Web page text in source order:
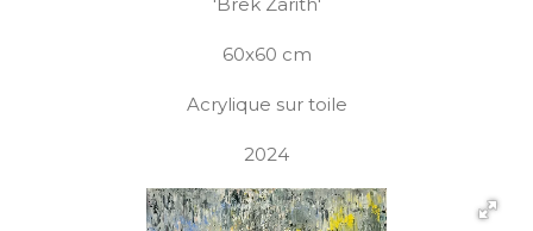
60x60 cm
Acrylique sur toile
2024